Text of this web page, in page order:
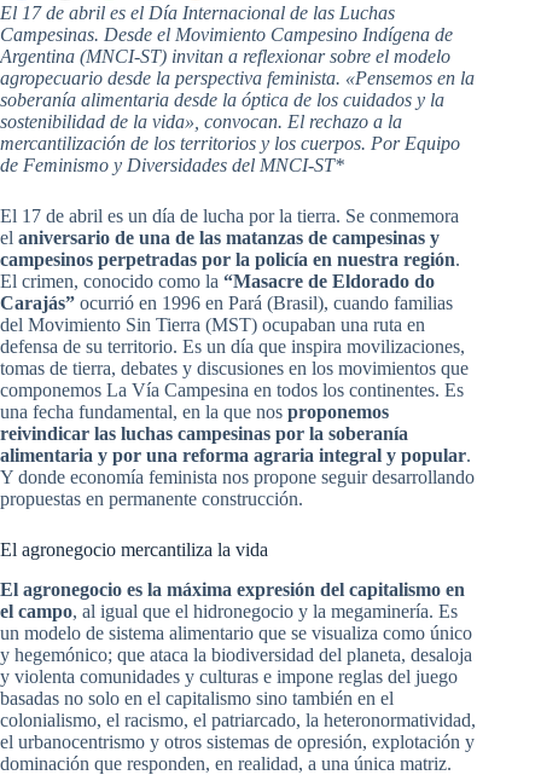
El 17 de abril es el Día Internacional de las Luchas
Campesinas. Desde el Movimiento Campesino Indígena de
Argentina (MNCI-ST) invitan a reflexionar sobre el modelo
agropecuario desde la perspectiva feminista. «Pensemos en la
soberanía alimentaria desde la óptica de los cuidados y la
sostenibilidad de la vida», convocan. El rechazo a la
mercantilización de los territorios y los cuerpos. Por Equipo
de Feminismo y Diversidades del MNCI-ST*
El 17 de abril es un día de lucha por la tierra. Se conmemora
el aniversario de una de las matanzas de campesinas y
campesinos perpetradas por la policía en nuestra región.
El crimen, conocido como la “Masacre de Eldorado do
Carajás” ocurrió en 1996 en Pará (Brasil), cuando familias
del Movimiento Sin Tierra (MST) ocupaban una ruta en
defensa de su territorio. Es un día que inspira movilizaciones,
tomas de tierra, debates y discusiones en los movimientos que
componemos La Vía Campesina en todos los continentes. Es
una fecha fundamental, en la que nos proponemos
reivindicar las luchas campesinas por la soberanía
alimentaria y por una reforma agraria integral y popular.
Y donde economía feminista nos propone seguir desarrollando
propuestas en permanente construcción.
El agronegocio mercantiliza la vida
El agronegocio es la máxima expresión del capitalismo en
el campo, al igual que el hidronegocio y la megaminería. Es
un modelo de sistema alimentario que se visualiza como único
y hegemónico; que ataca la biodiversidad del planeta, desaloja
y violenta comunidades y culturas e impone reglas del juego
basadas no solo en el capitalismo sino también en el
colonialismo, el racismo, el patriarcado, la heteronormatividad,
el urbanocentrismo y otros sistemas de opresión, explotación y
dominación que responden, en realidad, a una única matriz.